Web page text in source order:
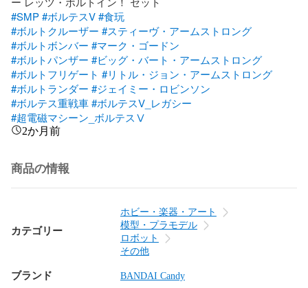
#SMP#ボルテスV#食玩
#ボルトクルーザー #スティーヴ・アームストロング
#ボルトボンバー #マーク・ゴードン
#ボルトパンザー #ビッグ・バート・アームストロング
#ボルトフリゲート #リトル・ジョン・アームストロング
#ボルトランダー #ジェイミー・ロビンソン
#ボルテス重戦車#ボルテスV_レガシー
#超電磁マシーン_ボルテスⅤ
2か月前
商品の情報
カテゴリー
ホビー・楽器・アート
模型・プラモデル
ロボット
その他
ブランド BANDAI Candy